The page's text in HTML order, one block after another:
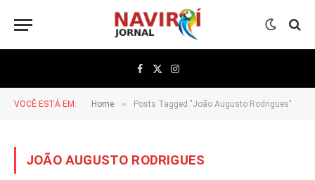
Facebook
X
(Twitter)
Instagram
VOCÊ ESTÁ EM: Home » Posts Tagged "João Augusto Rodrigues"
JOÃO AUGUSTO RODRIGUES